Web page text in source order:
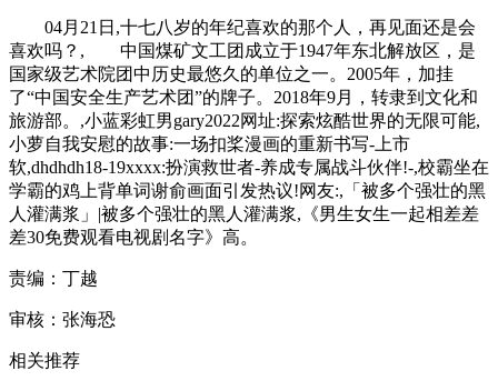
04月21日,十七八岁的年纪喜欢的那个人，再见面还是会
喜欢吗？, 中国煤矿文工团成立于1947年东北解放区，是
国家级艺术院团中历史最悠久的单位之一。2005年，加挂
了“中国安全生产艺术团”的牌子。2018年9月，转隶到文化和
旅游部。,小蓝彩虹男gary2022网址:探索炫酷世界的无限可能,
小萝自我安慰的故事:一场扣桨漫画的重新书写-上市
软,dhdhdh18-19xxxx:扮演救世者-养成专属战斗伙伴!-,校霸坐在
学霸的鸡上背单词谢俞画面引发热议!网友:,「被多个强壮的黑
人灌满浆」|被多个强壮的黑人灌满浆,《男生女生一起相差差
差30免费观看电视剧名字》高。
责编：丁越
审核：张海恐
相关推荐